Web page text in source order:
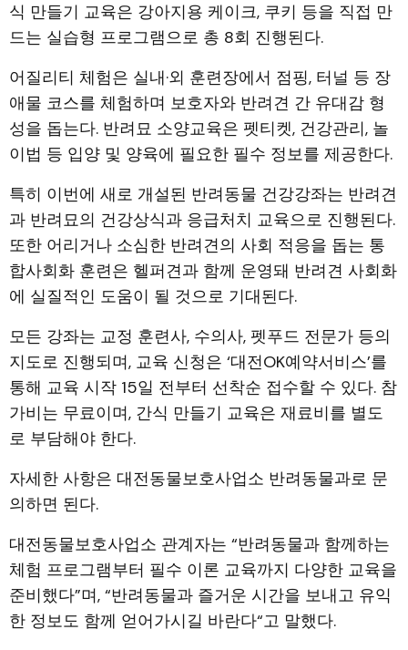
식 만들기 교육은 강아지용 케이크, 쿠키 등을 직접 만
드는 실습형 프로그램으로 총 8회 진행된다.
어질리티 체험은 실내·외 훈련장에서 점핑, 터널 등 장
애물 코스를 체험하며 보호자와 반려견 간 유대감 형
성을 돕는다. 반려묘 소양교육은 펫티켓, 건강관리, 놀
이법 등 입양 및 양육에 필요한 필수 정보를 제공한다.
특히 이번에 새로 개설된 반려동물 건강강좌는 반려견
과 반려묘의 건강상식과 응급처치 교육으로 진행된다.
또한 어리거나 소심한 반려견의 사회 적응을 돕는 통
합사회화 훈련은 헬퍼견과 함께 운영돼 반려견 사회화
에 실질적인 도움이 될 것으로 기대된다.
모든 강좌는 교정 훈련사, 수의사, 펫푸드 전문가 등의
지도로 진행되며, 교육 신청은 ‘대전OK예약서비스’를
통해 교육 시작 15일 전부터 선착순 접수할 수 있다. 참
가비는 무료이며, 간식 만들기 교육은 재료비를 별도
로 부담해야 한다.
자세한 사항은 대전동물보호사업소 반려동물과로 문
의하면 된다.
대전동물보호사업소 관계자는 “반려동물과 함께하는
체험 프로그램부터 필수 이론 교육까지 다양한 교육을
준비했다”며, “반려동물과 즐거운 시간을 보내고 유익
한 정보도 함께 얻어가시길 바란다“고 말했다.